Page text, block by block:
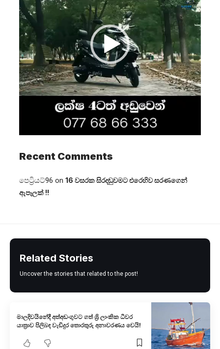
Recent Comments
පෙට්‍රියට්96 on 16 වසරක සිරදඬුවමට එරෙහිව සරණගෙන්
ඇපෑලක් !!
Related Stories
Uncover the stories that related to the post!
‍මාලදිවයිනේදී අත්අඩංගුවට ගත් ශ්‍රි ලාංකික ධීවර
යාත්‍රාව පිලිබඳ වැඩිදුර තොරතුරු අනාවරණය වෙයි!